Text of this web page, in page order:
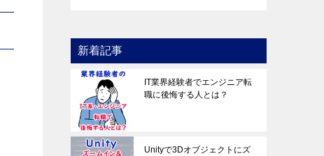
新着記事
IT業界経験者でエンジニア転
職に後悔する人とは？
Unityで3Dオブジェクトにズ